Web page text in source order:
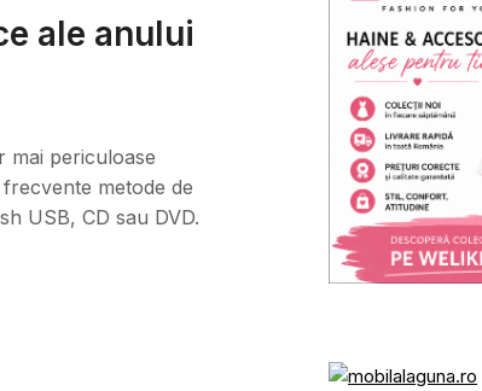
ale anului
mai periculoase
metode de
USB, CD sau DVD.